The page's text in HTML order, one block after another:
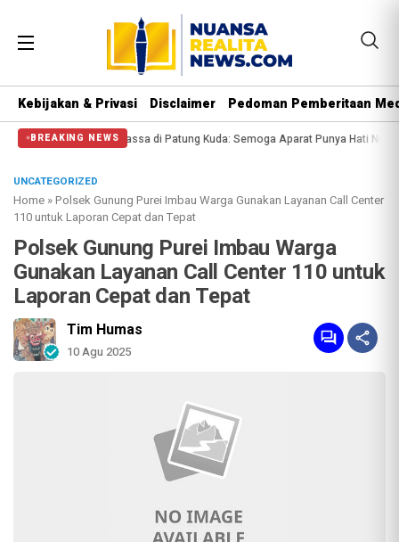
Kebijakan & Privasi Disclaimer Pedoman Pemberitaan
BREAKING NEWS
Patung Kuda: Semoga Aparat Punya Hati Nurani Massa Reuni 212 Hanya
UNCATEGORIZED
Home »Polsek Gunung Purei Imbau Warga Gunakan Layanan Call Center
110 untuk Laporan Cepat dan Tepat
Polsek Gunung Purei Imbau Warga
Gunakan Layanan Call Center 110 untuk
Laporan Cepat dan Tepat
Tim Humas
10 Agu 2025